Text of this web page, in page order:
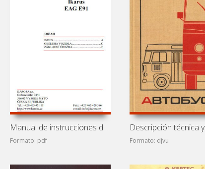
Manual de instrucciones de autobús Ikarus EAG E91
Formato: pdf Formato: djvu